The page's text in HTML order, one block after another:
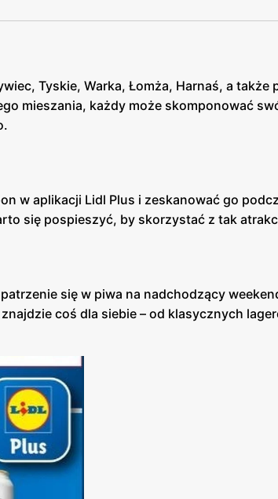
Tyskie, Warka, Łomża, Harnaś, a także
mieszania, każdy może skomponować
w aplikacji Lidl Plus i zeskanować go
się pospieszyć, by skorzystać z tak
się w piwa na nadchodzący
coś dla siebie – od klasycznych